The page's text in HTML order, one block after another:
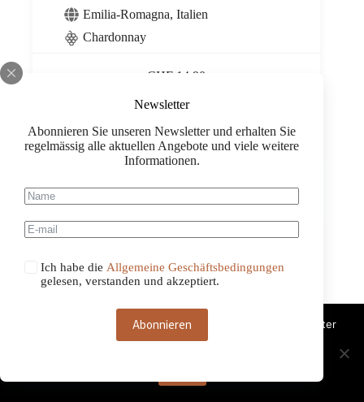
Newsletter
Abonnieren Sie unseren Newsletter und erhalten Sie
regelmässig alle aktuellen Angebote und viele weitere
Informationen.
Ich habe die Allgemeine Geschäftsbedingungen
gelesen, verstanden und akzeptiert.
Abonnieren
Emilia-Romagna, Italien
Chardonnay
CHF 14.90
Borgofulvia
Zero,
Il
Poggiarello
Menge
Diese Website benutzt Cookies. Wenn du die Website weiter
nutzt, gehen wir von deinem Einverständnis aus.